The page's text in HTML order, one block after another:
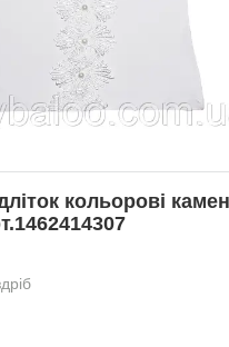
кольорові